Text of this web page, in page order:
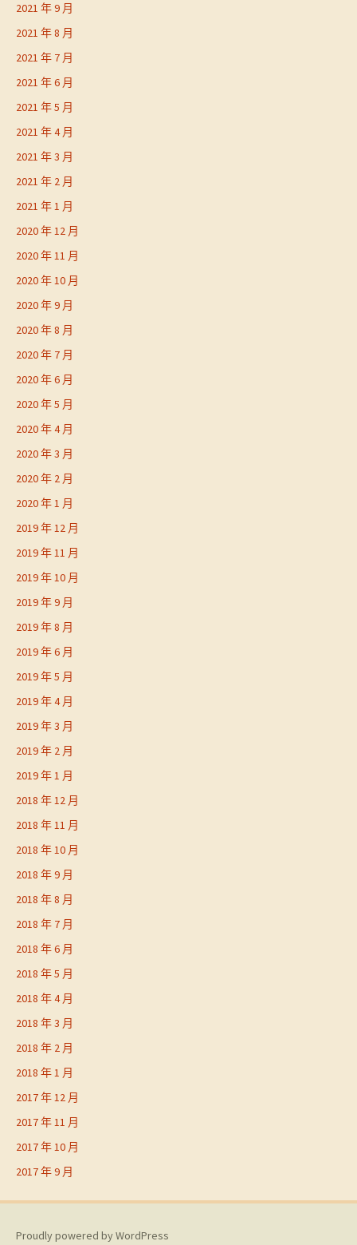
2021 年 9 月
2021 年 8 月
2021 年 7 月
2021 年 6 月
2021 年 5 月
2021 年 4 月
2021 年 3 月
2021 年 2 月
2021 年 1 月
2020 年 12 月
2020 年 11 月
2020 年 10 月
2020 年 9 月
2020 年 8 月
2020 年 7 月
2020 年 6 月
2020 年 5 月
2020 年 4 月
2020 年 3 月
2020 年 2 月
2020 年 1 月
2019 年 12 月
2019 年 11 月
2019 年 10 月
2019 年 9 月
2019 年 8 月
2019 年 6 月
2019 年 5 月
2019 年 4 月
2019 年 3 月
2019 年 2 月
2019 年 1 月
2018 年 12 月
2018 年 11 月
2018 年 10 月
2018 年 9 月
2018 年 8 月
2018 年 7 月
2018 年 6 月
2018 年 5 月
2018 年 4 月
2018 年 3 月
2018 年 2 月
2018 年 1 月
2017 年 12 月
2017 年 11 月
2017 年 10 月
2017 年 9 月
Proudly powered by WordPress